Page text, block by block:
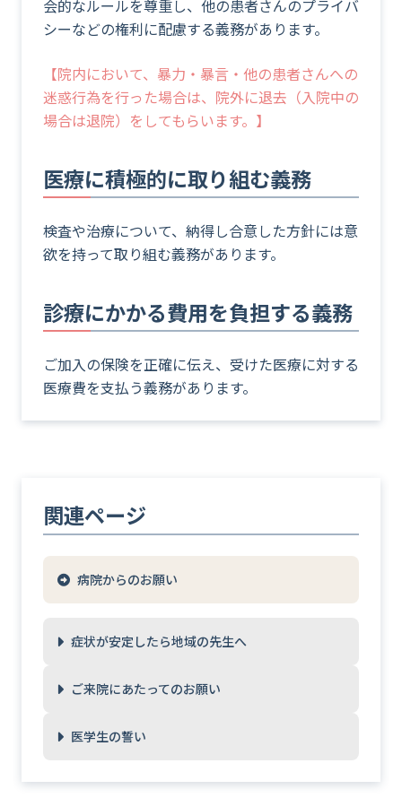
会的なルールを尊重し、他の患者さんのプライバ
シーなどの権利に配慮する義務があります。
【院内において、暴力・暴言・他の患者さんへの
迷惑行為を行った場合は、院外に退去（入院中の
場合は退院）をしてもらいます。】
医療に積極的に取り組む義務
検査や治療について、納得し合意した方針には意
欲を持って取り組む義務があります。
診療にかかる費用を負担する義務
ご加入の保険を正確に伝え、受けた医療に対する
医療費を支払う義務があります。
関連ページ
病院からのお願い
症状が安定したら地域の先生へ
ご来院にあたってのお願い
医学生の誓い